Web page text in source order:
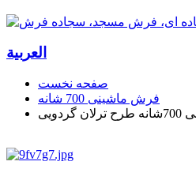
العربیة
صفحه نخست
فرش ماشینی 700 شانه